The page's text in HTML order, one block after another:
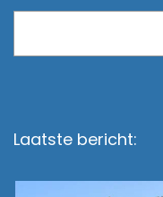
Laatste bericht: